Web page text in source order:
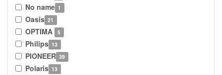
No name 1
Oasis 21
OPTIMA 5
Philips 13
PIONEER 39
Polaris 13